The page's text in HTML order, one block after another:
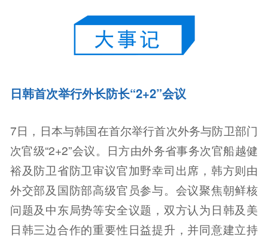
日韩首次举行外长防长“2+2”会议
7日，日本与韩国在首尔举行首次外务与防卫部门
次官级“2+2”会议。日方由外务省事务次官船越健
裕及防卫省防卫审议官加野幸司出席，韩方则由
外交部及国防部高级官员参与。会议聚焦朝鲜核
问题及中东局势等安全议题，双方认为日韩及美
日韩三边合作的重要性日益提升，并同意建立持